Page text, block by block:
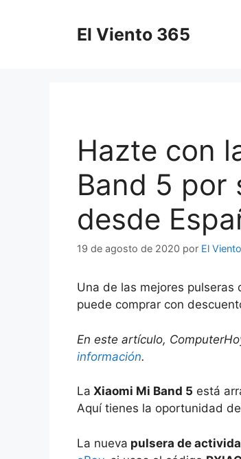
El Viento 365
Hazte con
Band 5 por
desde
19 de agosto de 2020 por El
Una de las mejores
puede comprar con
En este artículo,
información.
La Xiaomi Mi Band 5 está
Aquí tienes la oportunidad
La nueva pulsera de